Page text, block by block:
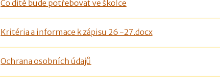
Co dítě bude potřebovat ve školce
Kritéria a informace k zápisu 26 -27.docx
Ochrana osobních údajů